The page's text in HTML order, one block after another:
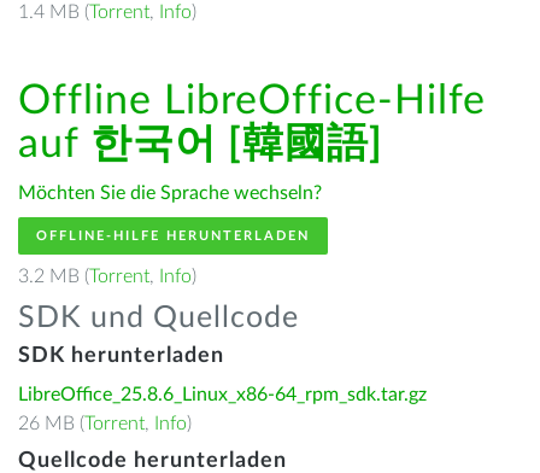
1.4 MB (Torrent, Info)
Offline LibreOffice-Hilfe
auf 한국어 [韓國語]
Möchten Sie die Sprache wechseln?
OFFLINE-HILFE HERUNTERLADEN
3.2 MB (Torrent, Info)
SDK und Quellcode
SDK herunterladen
LibreOffice_25.8.6_Linux_x86-64_rpm_sdk.tar.gz
26 MB (Torrent, Info)
Quellcode herunterladen